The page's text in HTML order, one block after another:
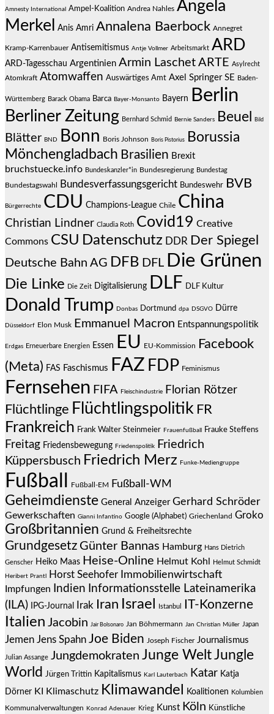
Amnesty International Ampel-Koalition Andrea Nahles Angela
Merkel
Anis Amri Annalena Baerbock Annegret
Kramp-Karrenbauer Antisemitismus Antje Vollmer Arbeitsmarkt ARD
ARD-Tagesschau Argentinien Armin Laschet ARTE Asylrecht
Atomkraft Atomwaffen Auswärtiges Amt Axel Springer SE Baden-
Württemberg Barack Obama Barca Bayer-Monsanto Bayern Berlin
Berliner Zeitung Bernhard Schmid Bernie Sanders Beuel Bild
Blätter BND Bonn Boris Johnson Boris Pistorius
Borussia
Mönchengladbach Brasilien Brexit
bruchstuecke.info Bundeskanzler*in Bundesregierung Bundestag
Bundestagswahl Bundesverfassungsgericht Bundeswehr BVB
Bürgerrechte CDU Champions-League Chile China
Christian Lindner Claudia Roth Covid19 Creative
Commons CSU Datenschutz DDR Der Spiegel
Deutsche Bahn AG DFB DFL Die Grünen
Die Linke Die Zeit Digitalisierung DLF DLF Kultur
Donald Trump Donbas Dortmund dpa DSGVO Dürre
Düsseldorf Elon Musk Emmanuel Macron Entspannungspolitik
Erdgas Erneuerbare Energien Essen EU EU-Kommission
Facebook
(Meta) FAS Faschismus FAZ FDP Feminismus
Fernsehen FIFA Fleischindustrie Florian Rötzer
Flüchtlinge Flüchtlingspolitik FR
Frankreich Frank Walter Steinmeier Frauenfußball Frauke Steffens
Freitag Friedensbewegung Friedenspolitik
Friedrich
Küppersbusch Friedrich Merz Funke-Mediengruppe
Fußball Fußball-EM Fußball-WM
Geheimdienste General Anzeiger Gerhard Schröder
Gewerkschaften Gianni Infantino Google (Alphabet) Griechenland Groko
Großbritannien Grund & Freiheitsrechte
Grundgesetz Günter Bannas Hamburg Hans Dietrich
Genscher Heiko Maas Heise-Online Helmut Kohl Helmut Schmidt
Heribert Prantl Horst Seehofer Immobilienwirtschaft
Impfungen Indien Informationsstelle Lateinamerika
(ILA)
IPG-Journal Irak Iran Israel Istanbul IT-Konzerne
Italien Jacobin Jair Bolsonaro Jan Böhmermann Jan Christian Müller Japan
Jemen Jens Spahn Joe Biden Joseph Fischer Journalismus
Julian Assange Jungdemokraten Junge WeltJungle
World Jürgen Trittin Kapitalismus Karl Lauterbach Katar Katja
Dörner KI Klimaschutz Klimawandel Koalitionen Kolumbien
Kommunalverwaltungen Konrad Adenauer Krieg Kunst Köln Künstliche